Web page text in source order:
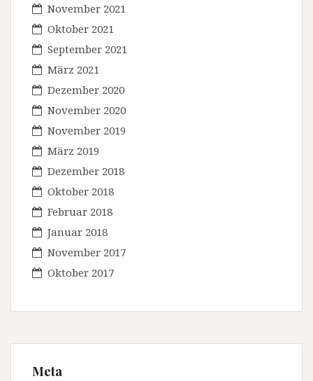
November 2021
Oktober 2021
September 2021
März 2021
Dezember 2020
November 2020
November 2019
März 2019
Dezember 2018
Oktober 2018
Februar 2018
Januar 2018
November 2017
Oktober 2017
Meta